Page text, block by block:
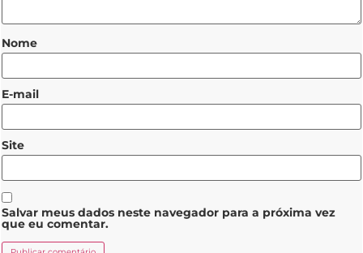
Nome
E-mail
Site
Salvar meus dados neste navegador para a próxima vez
que eu comentar.